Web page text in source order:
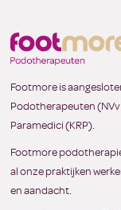
Footmore is
Podotherapeuten
Paramedici (KRP).
Footmore
al onze praktijken
en aandacht.